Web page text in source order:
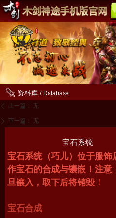
资料库 / Database
宝石系统
宝石系统（巧儿）位于服饰
作宝石的合成与镶嵌！注意
旦镶入，取下后将销毁！
宝石合成
ꄴ 上一篇： 无
ꄲ 下一篇： 无